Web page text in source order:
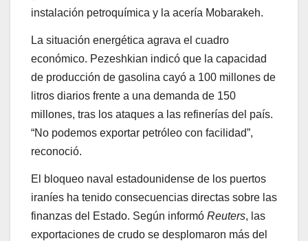
instalación petroquímica y la acería Mobarakeh.
La situación energética agrava el cuadro
económico. Pezeshkian indicó que la capacidad
de producción de gasolina cayó a 100 millones de
litros diarios frente a una demanda de 150
millones, tras los ataques a las refinerías del país.
“No podemos exportar petróleo con facilidad”,
reconoció.
El bloqueo naval estadounidense de los puertos
iraníes ha tenido consecuencias directas sobre las
finanzas del Estado. Según informó Reuters, las
exportaciones de crudo se desplomaron más del